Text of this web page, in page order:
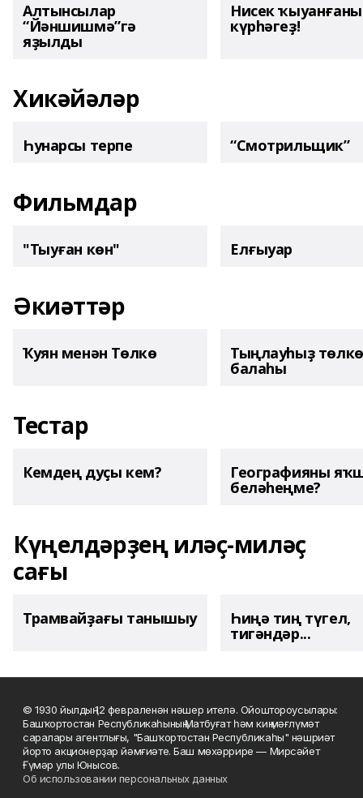
Алтынсылар
“Йәншишмә”гә
яҙылды
Нисек
күрһәгеҙ!
Хикәйәләр
Һунарсы терпе “Смотрильщик”
Фильмдар
"Тыуған көн" Елғыуар
Әкиәттәр
Ҡуян менән Төлкө Тыңлауһыҙ төлкө
балаһы
Тестар
Кемдең дуҫы кем? Географияны
беләһеңме?
Күңелдәрҙең иләҫ-миләҫ
сағы
Трамвайҙағы танышыу Һиңә тиң түгел,
тигәндәр...
© 1930 йылдың 12 февраленән нәшер ителә. Ойоштороусылары:
Башҡортостан Республикаһының Матбуғат һәм киң мәғлүмәт
саралары агентлығы, "Башҡортостан Республикаһы" нәшриәт
йорто акционерҙар йәмғиәте. Баш мөхәррире — Мирсәйет
Ғүмәр улы Юнысов.
Об использовании персональных данных